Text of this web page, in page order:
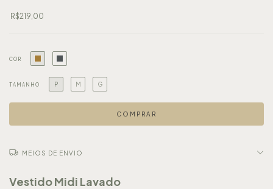
R$219,00
COR
TAMANHO P M G
MEIOS DE ENVIO
Vestido Midi Lavado